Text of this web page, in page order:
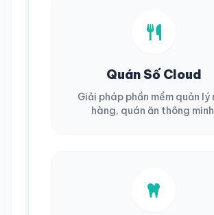
Quán Số Cloud
Giải pháp phần mềm quản lý
hàng, quán ăn thông